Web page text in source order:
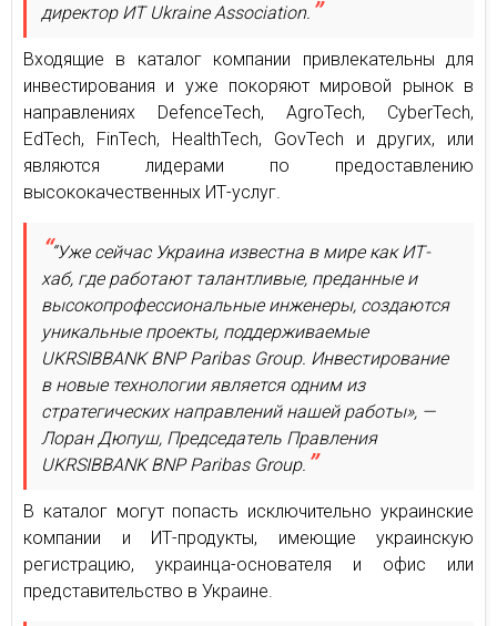
директор ИТ Ukraine Association.
Входящие в каталог компании привлекательны для
инвестирования и уже покоряют мировой рынок в
направлениях DefenceTech, AgroTech, CyberTech,
EdTech, FinTech, HealthTech, GovTech и других, или
являются лидерами по предоставлению
высококачественных ИТ-услуг.
“Уже сейчас Украина известна в мире как ИТ-
хаб, где работают талантливые, преданные и
высокопрофессиональные инженеры, создаются
уникальные проекты, поддерживаемые
UKRSIBBANK BNP Paribas Group. Инвестирование
в новые технологии является одним из
стратегических направлений нашей работы», —
Лоран Дюпуш, Председатель Правления
UKRSIBBANK BNP Paribas Group.
В каталог могут попасть исключительно украинские
компании и ИТ-продукты, имеющие украинскую
регистрацию, украинца-основателя и офис или
представительство в Украине.